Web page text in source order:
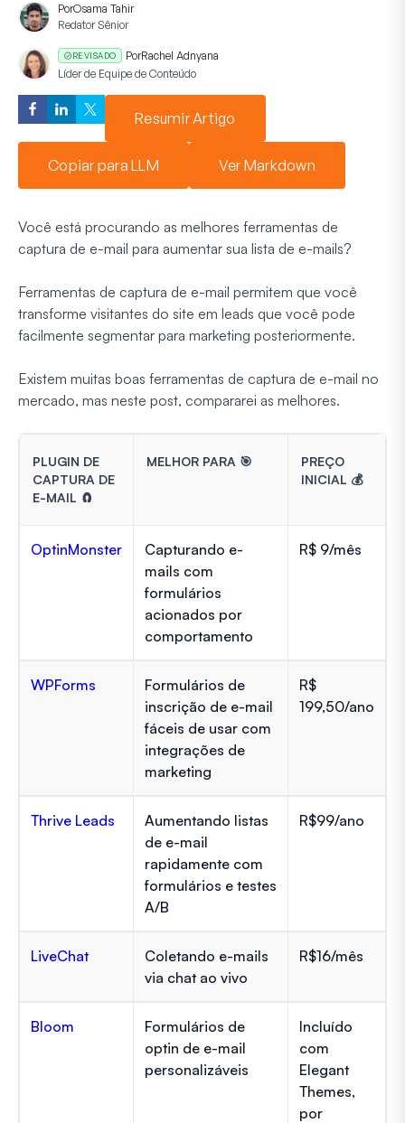
PorOsama Tahir
Redator Sênior
REVISADO PorRachel Adnyana
Líder de Equipe de Conteúdo
Resumir Artigo
Copiar para LLM Ver Markdown
Você está procurando as melhores ferramentas de
captura de e-mail para aumentar sua lista de e-mails?
Ferramentas de captura de e-mail permitem que você
transforme visitantes do site em leads que você pode
facilmente segmentar para marketing posteriormente.
Existem muitas boas ferramentas de captura de e-mail no
mercado, mas neste post, compararei as melhores.
PLUGIN DE
CAPTURA DE
E-MAIL 🧲
MELHOR PARA 🎯
PREÇO
INICIAL 💰
OptinMonster
Capturando e-
mails com
formulários
acionados por
comportamento
R$ 9/mês
WPForms
Formulários de
inscrição de e-mail
fáceis de usar com
integrações de
marketing
R$
199,50/ano
Thrive Leads
Aumentando listas
de e-mail
rapidamente com
formulários e testes
A/B
R$99/ano
LiveChat
Coletando e-mails
via chat ao vivo
R$16/mês
Bloom
Formulários de
optin de e-mail
personalizáveis
Incluído
com
Elegant
Themes,
por